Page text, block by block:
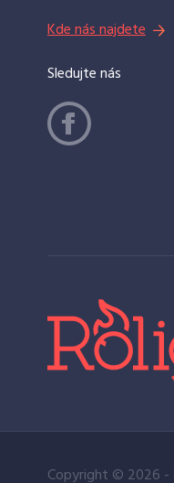
Kde nás najdete
Sledujte nás
Copyright © 2026 -